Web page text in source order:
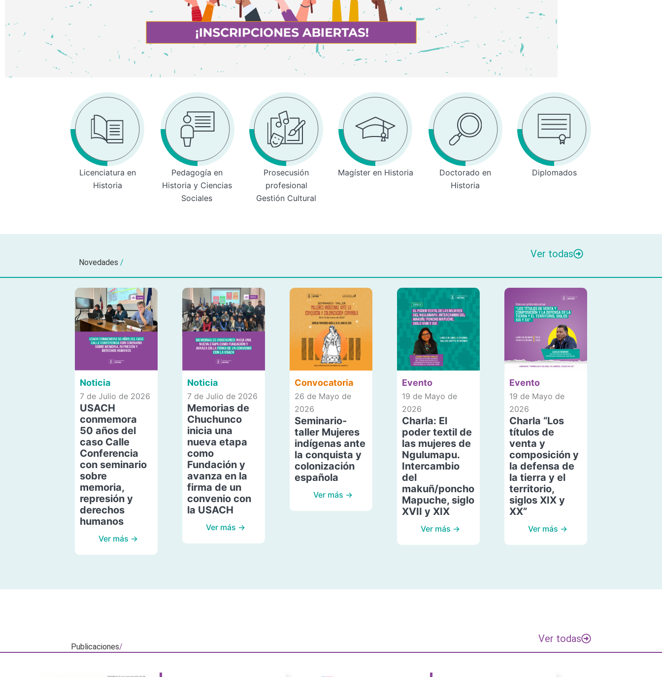
Licenciatura en
Historia
Pedagogía en
Historia y Ciencias
Sociales
Prosecusión
profesional
Gestión Cultural
Magíster en Historia
Doctorado en
Historia
Diplomados
Novedades /
Ver todas
Noticia
7 de Julio de 2026
USACH
conmemora
50 años del
caso Calle
Conferencia
con seminario
sobre
memoria,
represión y
derechos
humanos
Ver más →
Noticia
7 de Julio de 2026
Memorias de
Chuchunco
inicia una
nueva etapa
como
Fundación y
avanza en la
firma de un
convenio con
la USACH
Ver más →
Convocatoria
26 de Mayo de
2026
Seminario-
taller Mujeres
indígenas ante
la conquista y
colonización
española
Ver más →
Evento
19 de Mayo de
2026
Charla: El
poder textil de
las mujeres de
Ngulumapu.
Intercambio
del
makuñ/poncho
Mapuche, siglo
XVII y XIX
Ver más →
Evento
19 de Mayo de
2026
Charla “Los
títulos de
venta y
composición y
la defensa de
la tierra y el
territorio,
siglos XIX y
XX”
Ver más →
Publicaciones/
Ver todas